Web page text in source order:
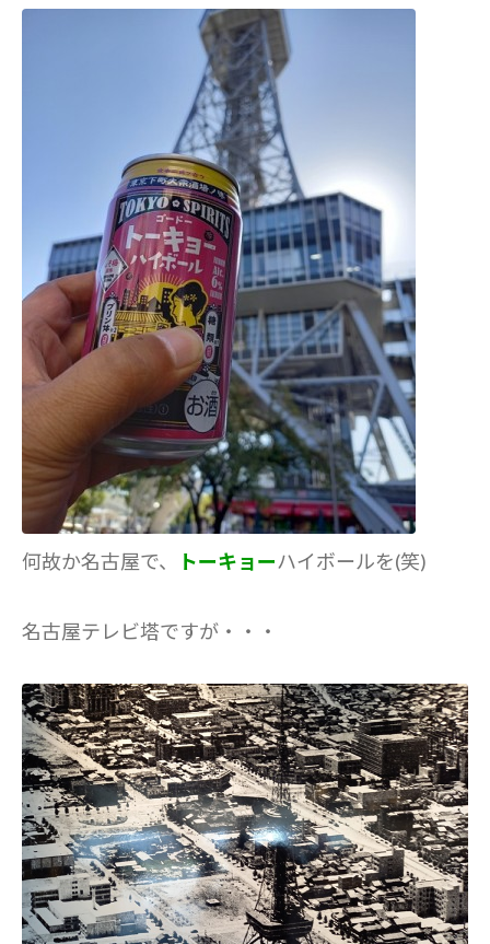
何故か名古屋で、 トーキョーハイボールを(笑)
名古屋テレビ塔ですが・・・